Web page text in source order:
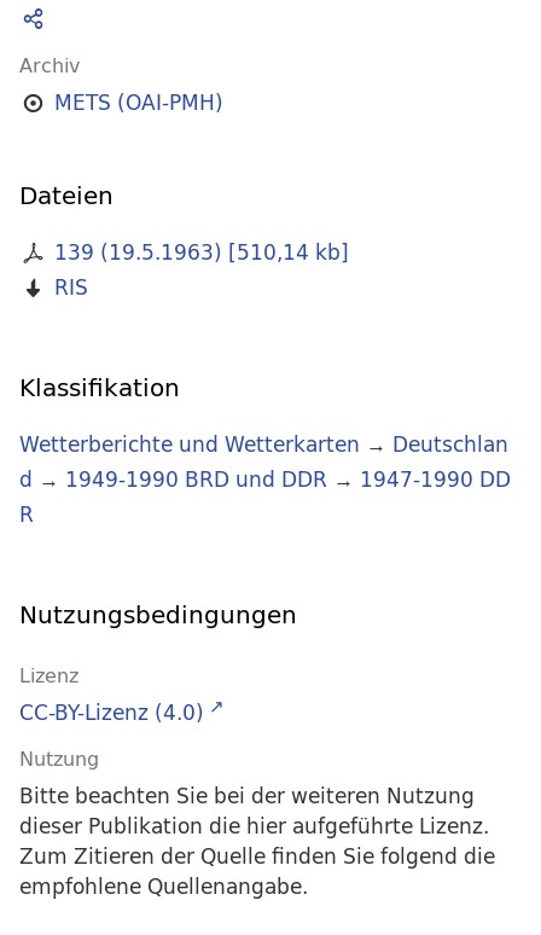
Archiv
METS (OAI-PMH)
Dateien
139 (19.5.1963) [510,14 kb]
RIS
Klassifikation
Wetterberichte und Wetterkarten → Deutschlan
d → 1949-1990 BRD und DDR → 1947-1990 DD
R
Nutzungsbedingungen
Lizenz
CC-BY-Lizenz (4.0)
Nutzung
Bitte beachten Sie bei der weiteren Nutzung
dieser Publikation die hier aufgeführte Lizenz.
Zum Zitieren der Quelle finden Sie folgend die
empfohlene Quellenangabe.